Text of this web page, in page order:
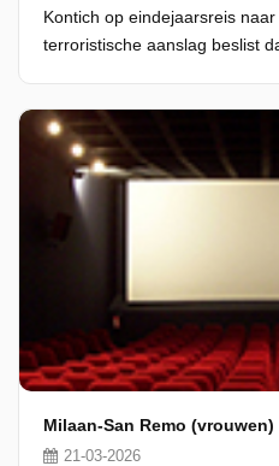
Kontich op eindejaarsreis
terroristische aanslag beslist
Milaan-San Remo (vrouwen)
21-03-2026